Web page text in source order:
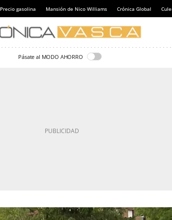
Precio gasolina Mansión de Nico Williams Crónica Global
Pásate al MODO AHORRO